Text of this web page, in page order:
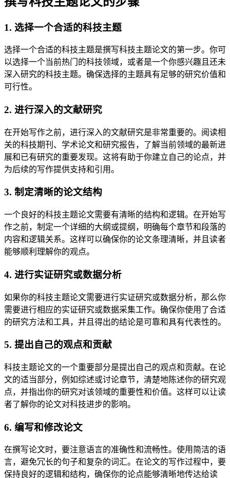
1. 选择一个合适的科技主题
选择一个合适的科技主题是撰写科技主题论文的第一步。你可
以选择一个当前热门的科技领域，或者是一个你感兴趣且还未
深入研究的科技主题。确保选择的主题具有足够的研究价值和
可行性。
2. 进行深入的文献研究
在开始写作之前，进行深入的文献研究是非常重要的。阅读相
关的科技期刊、学术论文和研究报告，了解当前领域的最新进
展和已有研究的重要发现。这将有助于你建立自己的论点，并
为后续的写作提供支持和引用。
3. 制定清晰的论文结构
一个良好的科技主题论文需要有清晰的结构和逻辑。在开始写
作之前，制定一个详细的大纲或提纲，明确每个章节和段落的
内容和逻辑关系。这样可以确保你的论文条理清晰，并且读者
能够顺利理解你的观点。
4. 进行实证研究或数据分析
如果你的科技主题论文需要进行实证研究或数据分析，那么你
需要进行相应的实证研究或数据采集工作。确保你使用了合适
的研究方法和工具，并且得出的结论是可靠和具有代表性的。
5. 提出自己的观点和贡献
科技主题论文的一个重要部分是提出自己的观点和贡献。在论
文的适当部分，例如综述或讨论章节，清楚地陈述你的研究观
点，并指出你的研究对该领域的重要性和价值。这样可以让读
者了解你的论文对科技进步的影响。
6. 编写和修改论文
在撰写论文时，要注意语言的准确性和流畅性。使用简洁的语
言，避免冗长的句子和复杂的词汇。在论文的写作过程中，要
保持良好的逻辑和结构，确保你的论点能够清晰地传达给读